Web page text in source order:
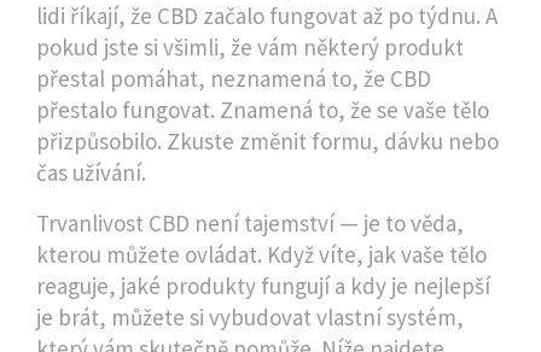
lidi říkají, že CBD začalo fungovat až po týdnu. A
pokud jste si všimli, že vám některý produkt
přestal pomáhat, neznamená to, že CBD
přestalo fungovat. Znamená to, že se vaše tělo
přizpůsobilo. Zkuste změnit formu, dávku nebo
čas užívání.
Trvanlivost CBD není tajemství — je to věda,
kterou můžete ovládat. Když víte, jak vaše tělo
reaguje, jaké produkty fungují a kdy je nejlepší
je brát, můžete si vybudovat vlastní systém,